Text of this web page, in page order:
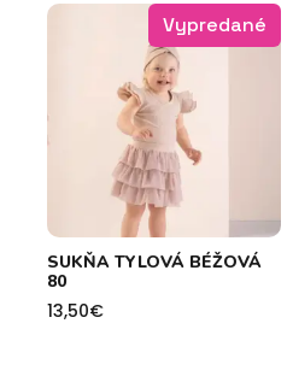
15,90€
Vypredané
SUKŇA TYLOVÁ BÉŽOVÁ
80
13,50€